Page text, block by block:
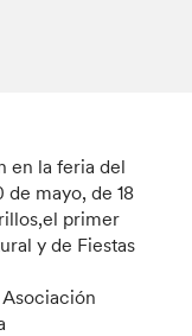
en la feria del
mayo, de 18
primer
y de Fiestas